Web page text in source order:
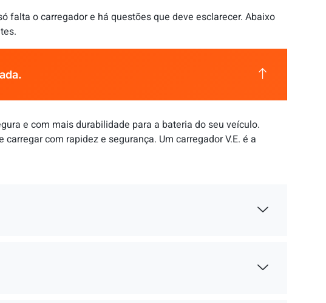
falta o carregador e há questões que deve esclarecer. Abaixo
e com mais durabilidade para a bateria do seu veículo.
com rapidez e segurança. Um carregador V.E. é a